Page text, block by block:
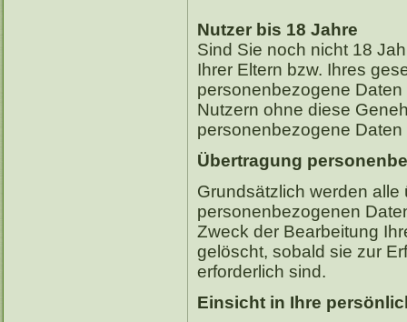
Nutzer bis 18 Jahre
Sind Sie noch nicht 18
Ihrer Eltern bzw. Ihres
personenbezogene
Nutzern ohne diese
personenbezogene Daten
Übertragung
Grundsätzlich werden
personenbezogenen
Zweck der Bearbeitung
gelöscht, sobald sie zur
erforderlich sind.
Einsicht in Ihre